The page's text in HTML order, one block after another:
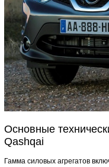
Основные
Qashqai
Гамма силовых агрегатов